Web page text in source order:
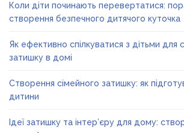
Коли діти починають перевертатися:
створення безпечного дитячого куточка
Як ефективно спілкуватися з дітьми для
затишку в домі
Створення сімейного затишку: як
дитини
Ідеї затишку та інтер’єру для дому: